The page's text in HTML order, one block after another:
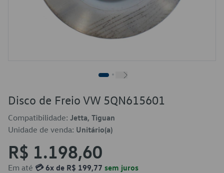
Disco de Freio VW 5QN615601
Compatibilidade: Jetta, Tiguan
Unidade de venda: Unitário(a)
R$ 1.198,60
Em até 💳 6x de R$ 199,77 sem juros